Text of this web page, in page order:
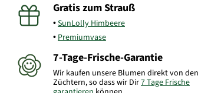
Gratis zum Strauß
SunLolly Himbeere
Premiumvase
7-Tage-Frische-Garantie
Wir kaufen unsere Blumen direkt von den
Züchtern, so dass wir Dir7 Tage Frische